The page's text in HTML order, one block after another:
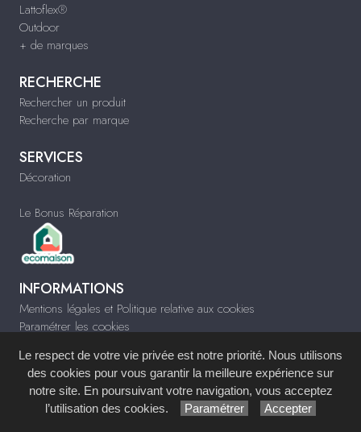
Lattoflex®
Outdoor
+ de marques
RECHERCHE
Rechercher un produit
Recherche par marque
SERVICES
Décoration
Le Bonus Réparation
INFORMATIONS
Mentions légales et Politique relative aux cookies
Paramétrer les cookies
www.pasquiermeubles.com
Le respect de votre vie privée est notre priorité. Nous utilisons
des cookies pour vous garantir la meilleure expérience sur
notre site. En poursuivant votre navigation, vous acceptez
l’utilisation des cookies.
Paramétrer Accepter